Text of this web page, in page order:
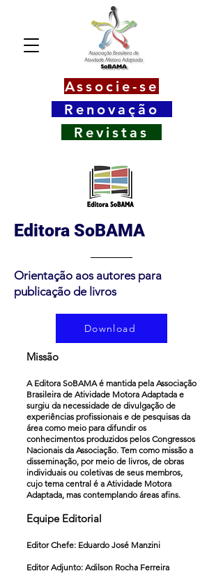
Associe-se
Renovação
Revistas
Editora SoBAMA
Orientação aos autores para
publicação de livros
Download
Missão
A Editora SoBAMAé mantida pela Associação
Brasileira de Atividade Motora Adaptada e
surgiu da necessidade de divulgação de
experiências profissionais e de pesquisas da
área como meio para difundir os
conhecimentos produzidos pelos Congressos
Nacionais da Associação. Tem como missão a
disseminação, por meio de livros, de obras
individuais ou coletivas de seus membros,
cujo tema central é a Atividade Motora
Adaptada, mas contemplando áreas afins.
Equipe Editorial
Editor Chefe: Eduardo José Manzini
Editor Adjunto: Adilson Rocha Ferreira